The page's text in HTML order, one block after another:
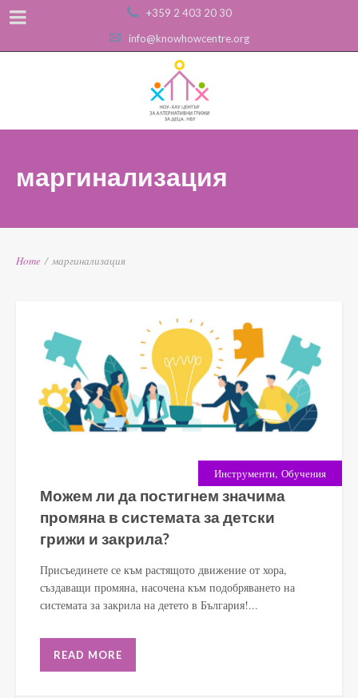
+359 2 403 20 30
info@knowhowcentre.org
маргинализация
Home / маргинализация
Инструменти, Обучения
Можем ли да постигнем значима
промяна в системата за детски
грижи и закрила?
Присъединете се към растящото движение от хора,
създаващи промяна, насочена към подобряването на
системата за закрила на детето в България!...
READ MORE